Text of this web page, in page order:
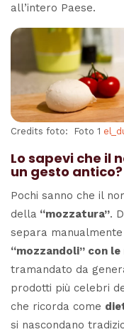
all’intero Paese.
Credits foto: Foto 1
Lo sapevi che il
un gesto antico?
Pochi sanno che il
della “mozzatura”.
separa
“mozzandoli” con le
tramandato da
prodotti più celebri
che ricorda come
si nascondano